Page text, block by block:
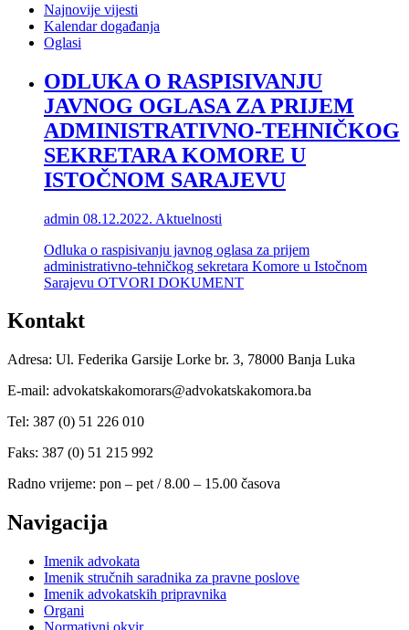
Najnovije vijesti
Kalendar događanja
Oglasi
ODLUKA O RASPISIVANJU
JAVNOG OGLASA ZA PRIJEM
ADMINISTRATIVNO-TEHNIČKOG
SEKRETARA KOMORE U
ISTOČNOM SARAJEVU
admin 08.12.2022. Aktuelnosti
Odluka o raspisivanju javnog oglasa za prijem
administrativno-tehničkog sekretara Komore u Istočnom
Sarajevu OTVORI DOKUMENT
Kontakt
Adresa: Ul. Federika Garsije Lorke br. 3, 78000 Banja Luka
E-mail: advokatskakomorars@advokatskakomora.ba
Tel: 387 (0) 51 226 010
Faks: 387 (0) 51 215 992
Radno vrijeme: pon – pet / 8.00 – 15.00 časova
Navigacija
Imenik advokata
Imenik stručnih saradnika za pravne poslove
Imenik advokatskih pripravnika
Organi